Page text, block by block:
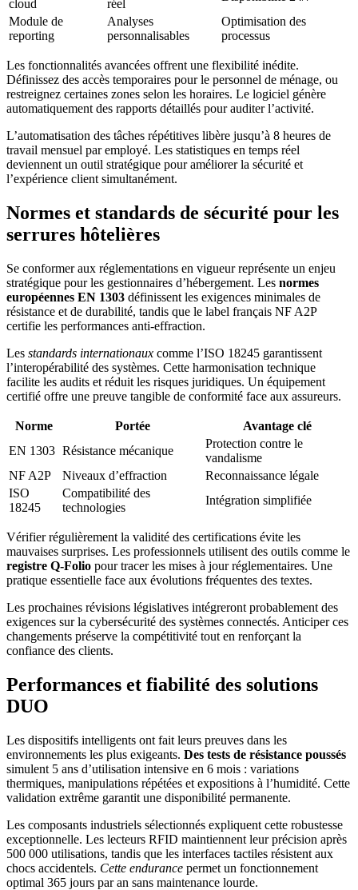
cloud réel
Module de
reporting
Analyses
personnalisables
Optimisation des
processus
Les fonctionnalités avancées offrent une flexibilité inédite.
Définissez des accès temporaires pour le personnel de ménage, ou
restreignez certaines zones selon les horaires. Le logiciel génère
automatiquement des rapports détaillés pour auditer l’activité.
L’automatisation des tâches répétitives libère jusqu’à 8 heures de
travail mensuel par employé. Les statistiques en temps réel
deviennent un outil stratégique pour améliorer la sécurité et
l’expérience client simultanément.
Normes et standards de sécurité pour les
serrures hôtelières
Se conformer aux réglementations en vigueur représente un enjeu
stratégique pour les gestionnaires d’hébergement. Les normes
européennes EN 1303 définissent les exigences minimales de
résistance et de durabilité, tandis que le label français NF A2P
certifie les performances anti-effraction.
Les standards internationaux comme l’ISO 18245 garantissent
l’interopérabilité des systèmes. Cette harmonisation technique
facilite les audits et réduit les risques juridiques. Un équipement
certifié offre une preuve tangible de conformité face aux assureurs.
Norme Portée
Avantage clé
EN 1303 Résistance mécanique
Protection contre le
vandalisme
NF A2P
Niveaux d’effraction
Reconnaissance légale
ISO
18245
Compatibilité des
technologies
Intégration simplifiée
Vérifier régulièrement la validité des certifications évite les
mauvaises surprises. Les professionnels utilisent des outils comme le
registre Q-Folio pour tracer les mises à jour réglementaires. Une
pratique essentielle face aux évolutions fréquentes des textes.
Les prochaines révisions législatives intégreront probablement des
exigences sur la cybersécurité des systèmes connectés. Anticiper ces
changements préserve la compétitivité tout en renforçant la
confiance des clients.
Performances et fiabilité des solutions
DUO
Les dispositifs intelligents ont fait leurs preuves dans les
environnements les plus exigeants. Des tests de résistance poussés
simulent 5 ans d’utilisation intensive en 6 mois : variations
thermiques, manipulations répétées et expositions à l’humidité. Cette
validation extrême garantit une disponibilité permanente.
Les composants industriels sélectionnés expliquent cette robustesse
exceptionnelle. Les lecteurs RFID maintiennent leur précision après
500 000 utilisations, tandis que les interfaces tactiles résistent aux
chocs accidentels. Cette endurance permet un fonctionnement
optimal 365 jours par an sans maintenance lourde.